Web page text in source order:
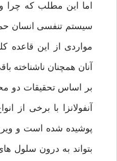
اما اين مطلب كه چرا
سيستم تنفسى انسان
مواردى از اين
آنان همچنان ناشناخته
بر اساس تحقيقات دو
آنفولانزا با برخى از
پوشيده شده است و
بتواند به درون سلول